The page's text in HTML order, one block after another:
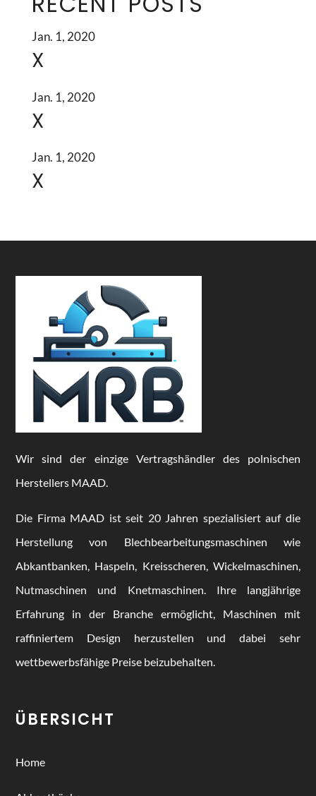
Jan. 1, 2020
X
Jan. 1, 2020
X
Jan. 1, 2020
X
Wir sind der einzige Vertragshändler des polnischen
Herstellers MAAD.
Die Firma MAAD ist seit 20 Jahren spezialisiert auf die
Herstellung von Blechbearbeitungsmaschinen wie
Abkantbanken, Haspeln, Kreisscheren, Wickelmaschinen,
Nutmaschinen und Knetmaschinen. Ihre langjährige
Erfahrung in der Branche ermöglicht, Maschinen mit
raffiniertem Design herzustellen und dabei sehr
wettbewerbsfähige Preise beizubehalten.
ÜBERSICHT
Home